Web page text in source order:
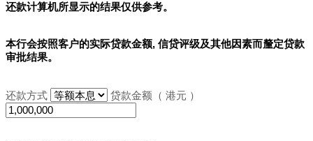
还款计算机所显示的结果仅供参考。
本行会按照客户的实际贷款金额, 信贷评级及其他因素而釐定贷款
审批结果。
还款方式 贷款金额（ 港元 ）